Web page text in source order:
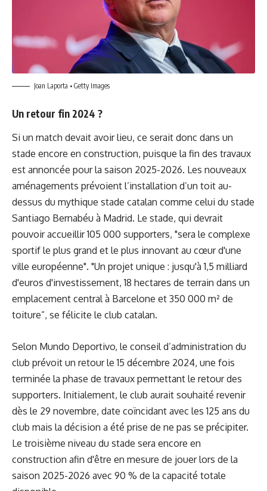
Joan Laporta • Getty Images
Un retour fin 2024 ?
Si un match devait avoir lieu, ce serait donc dans un
stade encore en construction, puisque la fin des travaux
est annoncée pour la saison 2025-2026. Les nouveaux
aménagements prévoient l’installation d’un toit au-
dessus du mythique stade catalan comme celui du stade
Santiago Bernabéu à Madrid. Le stade, qui devrait
pouvoir accueillir 105 000 supporters, "sera le complexe
sportif le plus grand et le plus innovant au cœur d'une
ville européenne". "Un projet unique : jusqu'à 1,5 milliard
d'euros d'investissement, 18 hectares de terrain dans un
emplacement central à Barcelone et 350 000 m² de
toiture”, se félicite le club catalan.
Selon Mundo Deportivo, le conseil d’administration du
club prévoit un retour le 15 décembre 2024, une fois
terminée la phase de travaux permettant le retour des
supporters. Initialement, le club aurait souhaité revenir
dès le 29 novembre, date coïncidant avec les 125 ans du
club mais la décision a été prise de ne pas se précipiter.
Le troisième niveau du stade sera encore en
construction afin d'être en mesure de jouer lors de la
saison 2025-2026 avec 90 % de la capacité totale